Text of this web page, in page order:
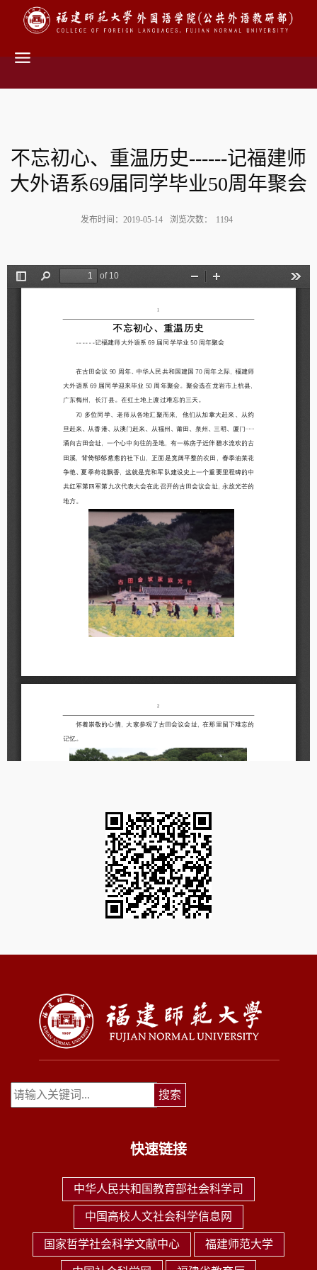
不忘初心、重温历史------记福建师
大外语系69届同学毕业50周年聚会
发布时间：2019-05-14 浏览次数： 1194
快速链接
中华人民共和国教育部社会科学司
中国高校人文社会科学信息网
国家哲学社会科学文献中心 福建师范大学